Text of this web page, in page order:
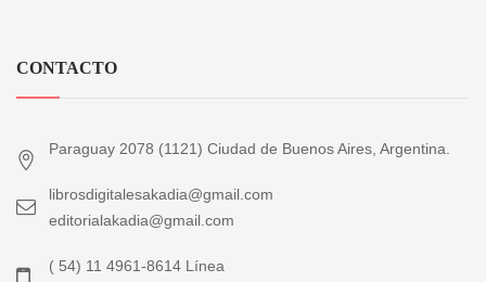
CONTACTO
Paraguay 2078 (1121) Ciudad de Buenos Aires, Argentina.
librosdigitalesakadia@gmail.com
editorialakadia@gmail.com
( 54) 11 4961-8614 Línea